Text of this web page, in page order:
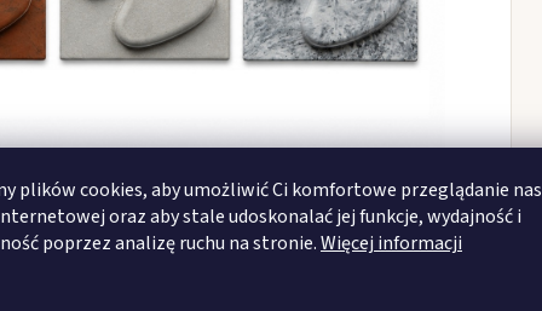
plików cookies, aby umożliwić Ci komfortowe przeglądanie
oraz aby stale udoskonalać jej funkcje, wydajność i
poprzez analizę ruchu na stronie.Więcej informacji